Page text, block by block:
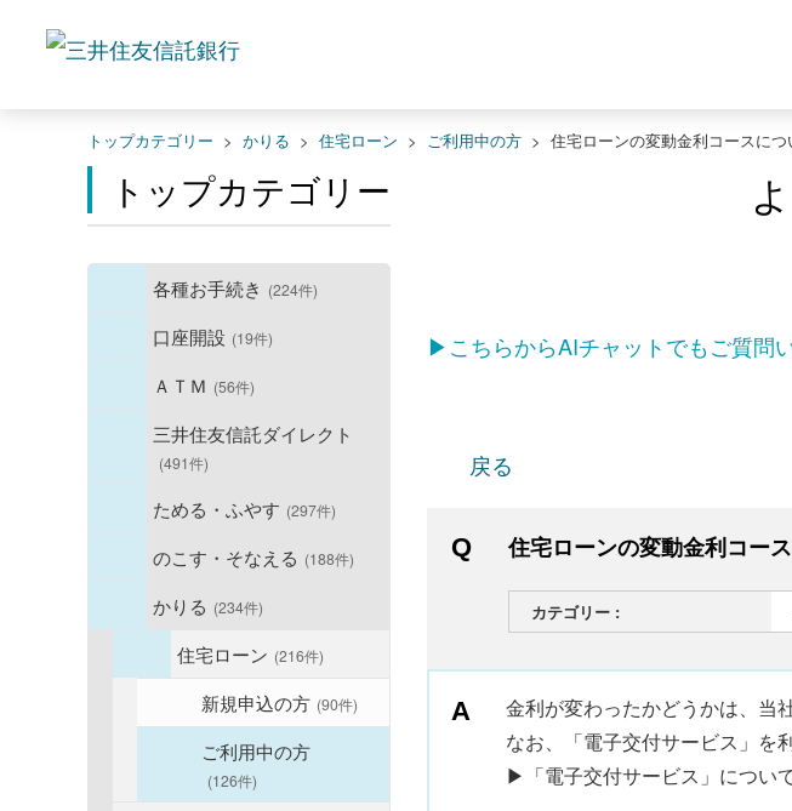
トップカテゴリー > かりる > 住宅ローン > ご利用中の方 > 住宅ローンの変動金利コースに
トップカテゴリー
各種お手続き (224件)
口座開設 (19件)
ＡＴＭ (56件)
三井住友信託ダイレクト
(491件)
ためる・ふやす (297件)
のこす・そなえる (188件)
かりる (234件)
住宅ローン (216件)
新規申込の方 (90件)
ご利用中の方
(126件)
▶こちらからAIチャットでもご質問
戻る
住宅ローンの変動金利コー
カテゴリー :
金利が変わったかどうかは、当
なお、「電子交付サービス」を
▶「電子交付サービス」につい